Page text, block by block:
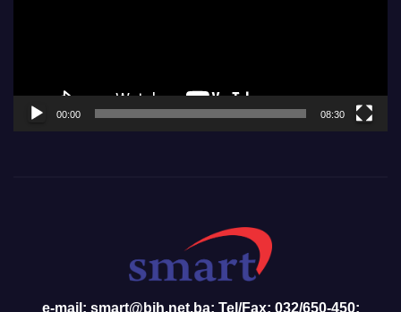
00:00 08:30
e-mail: smart@bih.net.ba; Tel/Fax: 032/650-450;